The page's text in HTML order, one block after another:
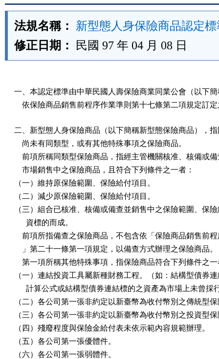
法規名稱：
新型態人身保險商品認定標
修正日期：
民國 97 年 04 月 08 日
一、本認定標準由中華民國人壽保險商業同業公會（以下
依保險商品銷售前程序作業準則第十七條第二項規定訂
二、新型態人身保險商品（以下簡稱新型態保險商品），
    尚未有同類型，或有其他特殊事項之保險商品。
前項所稱同類型保險商品，指經主管機關核准、核備或
    市場銷售中之保險商品，且符合下列條件之一者：
（一）維持原保險範圍、保險給付項目。
（二）減少原保險範圍、保險給付項目。
（三）組合已核准、核備或備查並銷售中之保險範圍、保
      資標的而成。
前項所指備查之保險商品，不包含依「保險商品銷售前
    」第二十一條第一項規定，以備查方式辦理之保險商品。
第一項所稱其他特殊事項，指保險商品符合下列條件之
（一）連結投資工具屬新種財務工程。（如：結構型債券
計算公式或結構型債券連結標的之資產為市場上未曾採
（二）各公司第一張非約定以新臺幣為收付幣別之傳統型
（三）各公司第一張非約定以新臺幣為收付幣別之投資型
（四）殘廢程度與保險金給付表未依示範內容規範辦理。
（五）各公司第一張優體件。
（六）各公司第一張弱體件。